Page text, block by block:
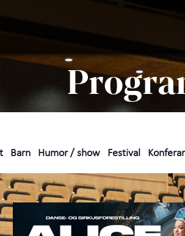
Barn Humor / show Festival